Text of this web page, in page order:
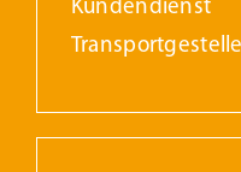
Kundendienst
Transportgestelle